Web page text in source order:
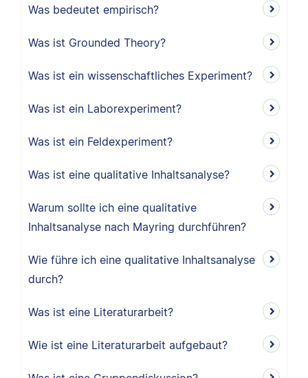
Was bedeutet empirisch?
Was ist Grounded Theory?
Was ist ein wissenschaftliches Experiment?
Was ist ein Laborexperiment?
Was ist ein Feldexperiment?
Was ist eine qualitative Inhaltsanalyse?
Warum sollte ich eine qualitative
Inhaltsanalyse nach Mayring durchführen?
Wie führe ich eine qualitative Inhaltsanalyse
durch?
Was ist eine Literaturarbeit?
Wie ist eine Literaturarbeit aufgebaut?